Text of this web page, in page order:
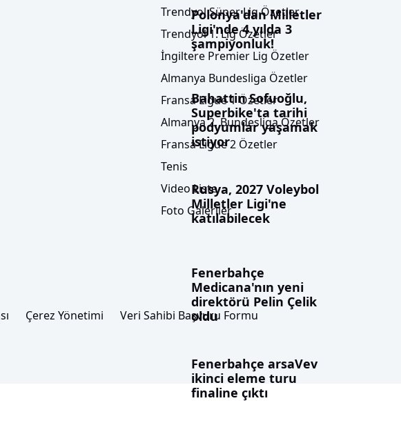
Polonya'dan Milletler
Ligi'nde 4 yılda 3
şampiyonluk!
Bahattin Sofuoğlu,
Superbike'ta tarihi
podyumlar yaşamak
istiyor
Rusya, 2027 Voleybol
Milletler Ligi'ne
katılabilecek
Fenerbahçe
Medicana'nın yeni
direktörü Pelin Çelik
oldu
Fenerbahçe arsaVev
ikinci eleme turu
finaline çıktı
Trendyol Süper Lig Özetler
Trendyol 1. Lig Özetler
İngiltere Premier Lig Özetler
Almanya Bundesliga Özetler
Fransa Ligue 1 Özetler
Almanya 2. Bundesliga Özetler
Fransa Ligue 2 Özetler
Tenis
Video Liste
Foto Galeriler
Çerez Yönetimi
Veri Sahibi Başvuru Formu